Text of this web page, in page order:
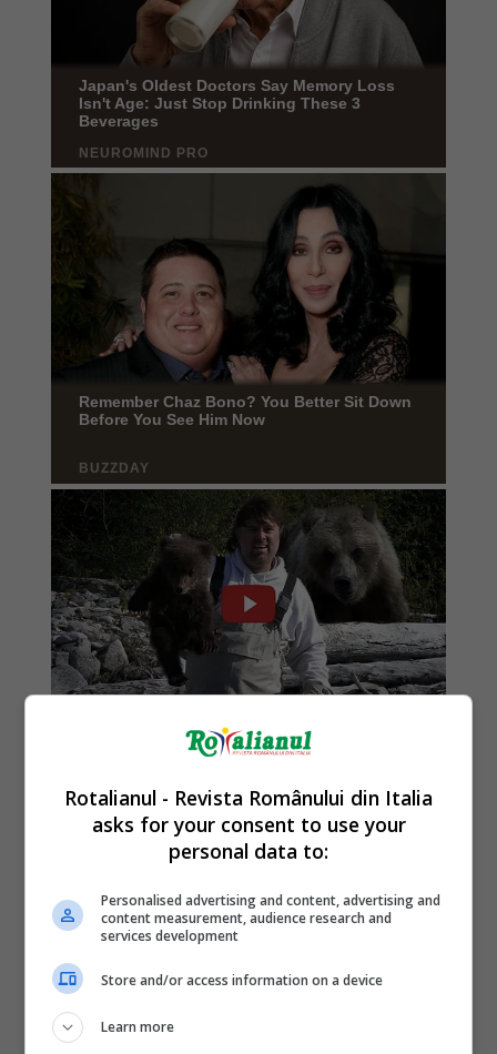
Rotalianul - Revista Românului din Italia
asks for your consent to use your
personal data to:
Personalised advertising and content, advertising and
content measurement, audience research and
services development
Store and/or access information on a device
Learn more